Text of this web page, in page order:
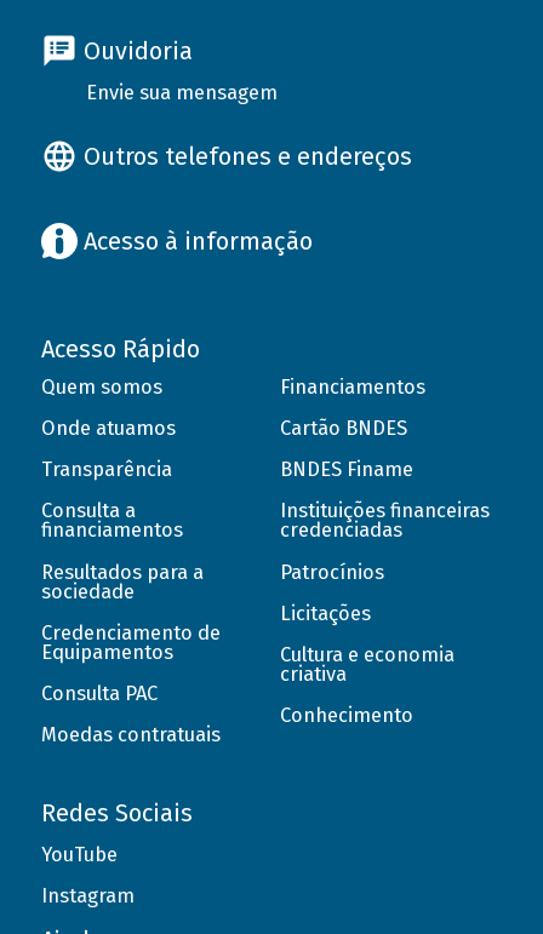
Ouvidoria
Envie sua mensagem
Outros telefones e endereços
Acesso à informação
Acesso Rápido
Quem somos
Onde atuamos
Transparência
Consulta a
financiamentos
Resultados para a
sociedade
Credenciamento de
Equipamentos
Consulta PAC
Moedas contratuais
Financiamentos
Cartão BNDES
BNDES Finame
Instituições financeiras
credenciadas
Patrocínios
Licitações
Cultura e economia
criativa
Conhecimento
Redes Sociais
YouTube
Instagram